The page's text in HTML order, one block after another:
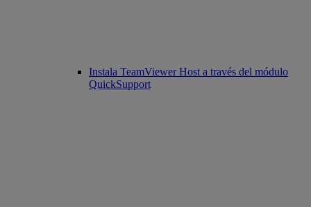
Instala TeamViewer Host a través del módulo
QuickSupport